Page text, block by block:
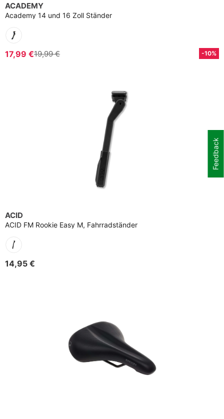
ACADEMY
Academy 14 und 16 Zoll Ständer
17,99 €19,99 € -10%
ACID
ACID FM Rookie Easy M, Fahrradständer
14,95 €
Feedback